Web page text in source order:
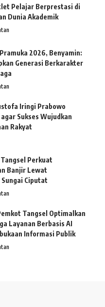
Pelajar Berprestasi di
Dunia Akademik
2026, Benyamin:
Generasi Berkarakter
Iringi Prabowo
Sukses Wujudkan
Rakyat
Tangsel Perkuat
Banjir Lewat
Ciputat
Tangsel Optimalkan
Layanan Berbasis AI
Informasi Publik